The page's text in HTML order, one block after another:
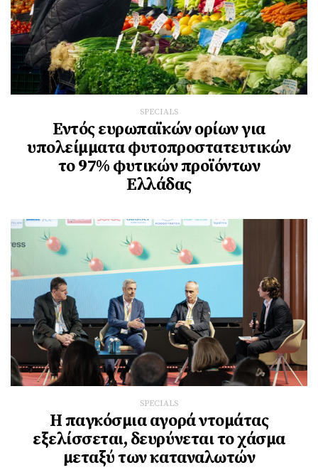
SPECIALS
Εντός ευρωπαϊκών ορίων για
υπολείμματα φυτοπροστατευτικών
το 97% φυτικών προϊόντων
Ελλάδας
SPECIALS
Η παγκόσμια αγορά ντομάτας
εξελίσσεται, δευρύνεται το χάσμα
μεταξύ των καταναλωτών